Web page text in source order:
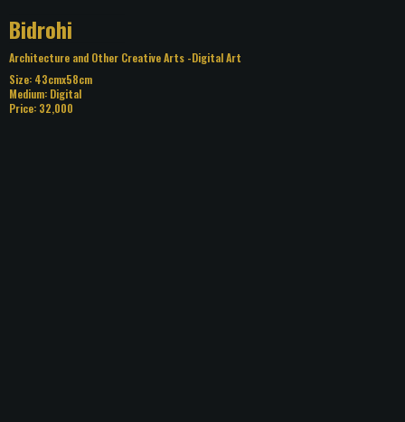
Title: Bidrohi
Category: Architecture and Other Creative Arts
Digital Art
Size: 43cmx58cm
Medium: Digital
Price: 32,000